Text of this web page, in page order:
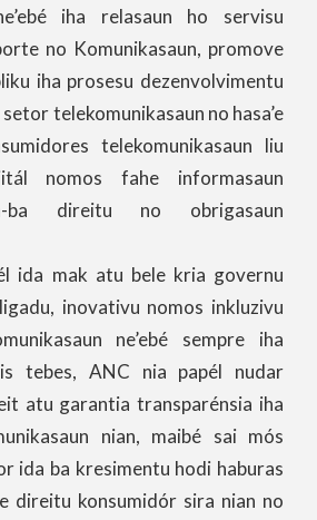
iha relasaun ho servisu
no Komunikasaun, promove
iha prosesu dezenvolvimentu
telekomunikasaun no hasa’e
telekomunikasaun liu
nomos fahe informasaun
ba direitu no obrigasaun
ida mak atu bele kria governu
inovativu nomos inkluzivu
ne’ebé sempre iha
tebes, ANC nia papél nudar
atu garantia transparénsia iha
nian, maibé sai mós
ida ba kresimentu hodi haburas
direitu konsumidór sira nian no